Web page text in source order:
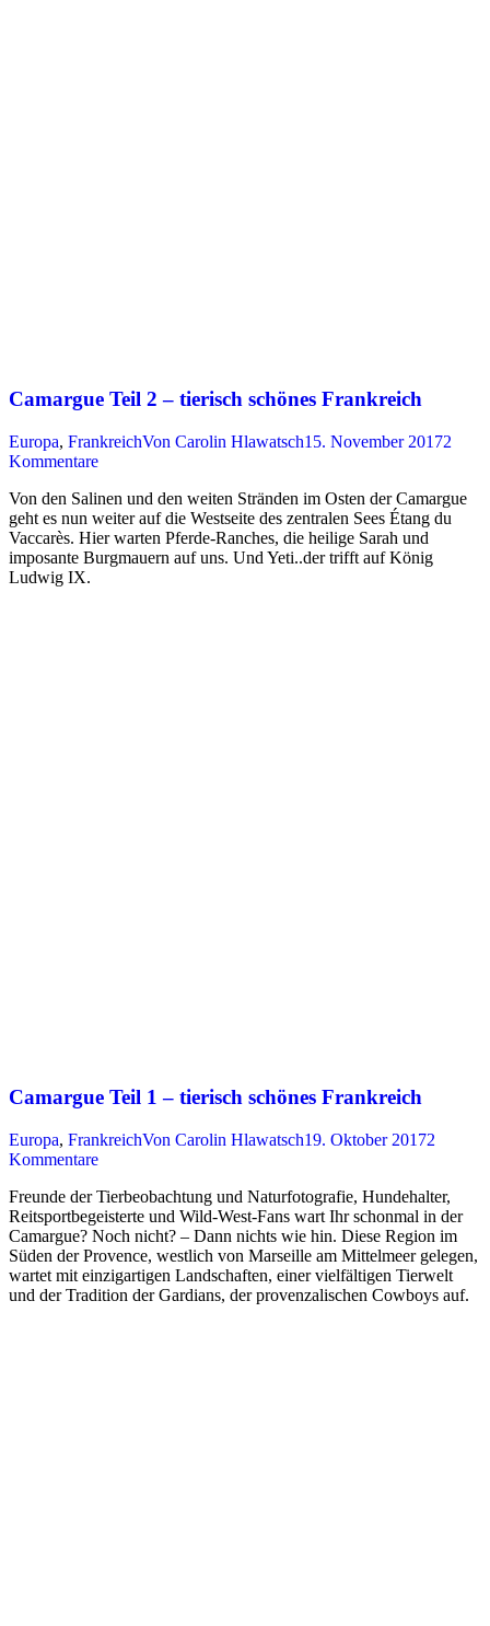
Camargue Teil 2 – tierisch schönes Frankreich
Europa, FrankreichVon Carolin Hlawatsch15. November 20172
Kommentare
Von den Salinen und den weiten Stränden im Osten der Camargue
geht es nun weiter auf die Westseite des zentralen Sees Étang du
Vaccarès. Hier warten Pferde-Ranches, die heilige Sarah und
imposante Burgmauern auf uns. Und Yeti..der trifft auf König
Ludwig IX.
Camargue Teil 1 – tierisch schönes Frankreich
Europa, FrankreichVon Carolin Hlawatsch19. Oktober 20172
Kommentare
Freunde der Tierbeobachtung und Naturfotografie, Hundehalter,
Reitsportbegeisterte und Wild-West-Fans wart Ihr schonmal in der
Camargue? Noch nicht? – Dann nichts wie hin. Diese Region im
Süden der Provence, westlich von Marseille am Mittelmeer gelegen,
wartet mit einzigartigen Landschaften, einer vielfältigen Tierwelt
und der Tradition der Gardians, der provenzalischen Cowboys auf.